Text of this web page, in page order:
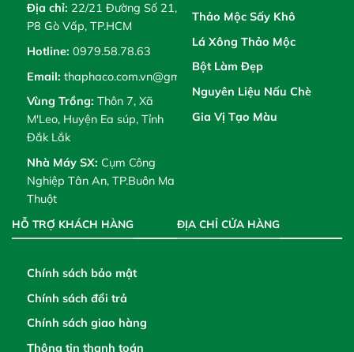
Địa chỉ: 22/21 Đường Số 21,
P8 Gò Vấp, TP.HCM
Hotline: 0979.58.78.63
Email: thaphaco.com.vn@gmail.com
Vùng Trồng: Thôn 7, Xã
M'Leo, Huyện Ea súp, Tỉnh
Đắk Lắk
Nhà Máy SX: Cụm Công
Nghiệp Tân An, TP.Buôn Ma
Thuột
Thảo Mộc Sấy Khô
Lá Xông Thảo Mộc
Bột Làm Đẹp
Nguyên Liệu Nấu Chè
Gia Vị Tạo Màu
HỖ TRỢ KHÁCH HÀNG
Chính sách bảo mật
Chính sách đổi trả
Chính sách giao hàng
Thông tin thanh toán
ĐỊA CHỈ CỬA HÀNG